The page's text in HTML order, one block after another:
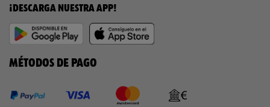
¡DESCARGA NUESTRA APP!
MÉTODOS DE PAGO